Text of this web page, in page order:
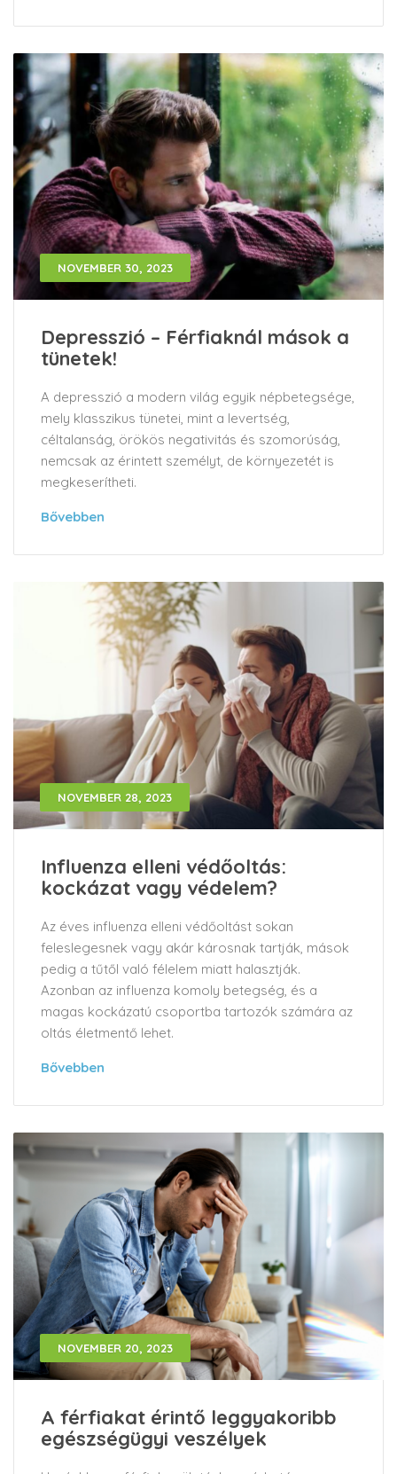
NOVEMBER 30, 2023
Depresszió – Férfiaknál mások a
tünetek!
A depresszió a modern világ egyik népbetegsége,
mely klasszikus tünetei, mint a levertség,
céltalanság, örökös negativitás és szomorúság,
nemcsak az érintett személyt, de környezetét is
megkeserítheti.
Bővebben
NOVEMBER 28, 2023
Influenza elleni védőoltás:
kockázat vagy védelem?
Az éves influenza elleni védőoltást sokan
feleslegesnek vagy akár károsnak tartják, mások
pedig a tűtől való félelem miatt halasztják.
Azonban az influenza komoly betegség, és a
magas kockázatú csoportba tartozók számára az
oltás életmentő lehet.
Bővebben
NOVEMBER 20, 2023
A férfiakat érintő leggyakoribb
egészségügyi veszélyek